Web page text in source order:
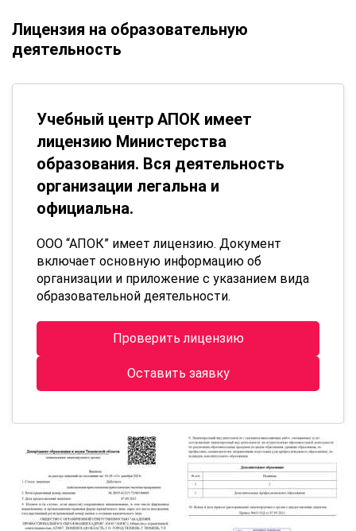
Лицензия на образовательную
деятельность
Учебный центр АПОК имеет
лицензию Министерства
образования. Вся деятельность
организации легальна и
официальна.
ООО “АПОК” имеет лицензию. Документ
включает основную информацию об
организации и приложение с указанием вида
образовательной деятельности.
Проверить лицензию
Оставить заявку